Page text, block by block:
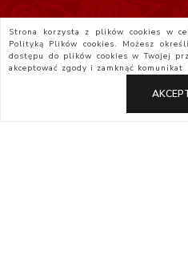
Strona korzysta z plików cookies w
Polityką Plików cookies. Możesz
dostępu do plików cookies w Twojej
akceptować zgody i zamknąć komunikat